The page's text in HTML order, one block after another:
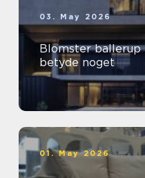
03. May 2026
Blomster ballerup når buketten skal
betyde noget
01. May 2026